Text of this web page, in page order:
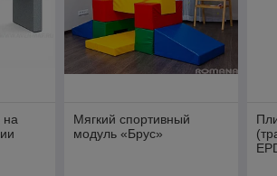
на
Мягкий спортивный
модуль «Брус»